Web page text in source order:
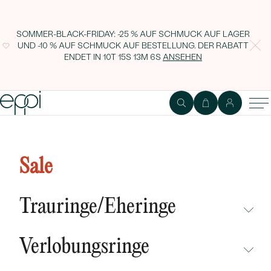
SOMMER-BLACK-FRIDAY: -25 % AUF SCHMUCK AUF LAGER
UND -10 % AUF SCHMUCK AUF BESTELLUNG. DER RABATT
ENDET IN10T 15S 13M 5S ANSEHEN
Sale
Trauringe/Eheringe
NEUHEITEN
Verlobungsringe
mit Lab Grown Diamanten und
einem Komfort-Ring Liam